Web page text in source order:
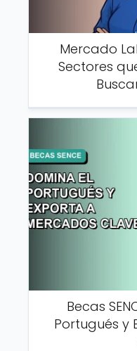
Mercado
Sectores
Becas
Portugués y